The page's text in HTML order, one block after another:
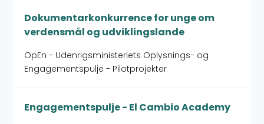
Dokumentarkonkurrence for unge om
verdensmål og udviklingslande
OpEn - Udenrigsministeriets Oplysnings- og
Engagementspulje - Pilotprojekter
Engagementspulje - El Cambio Academy